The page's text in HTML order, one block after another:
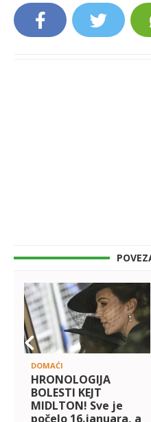
DOMAĆI
HRONOLOGIJA
BOLESTI KEJT
MIDLTON! Sve je
počelo 16.januara, a